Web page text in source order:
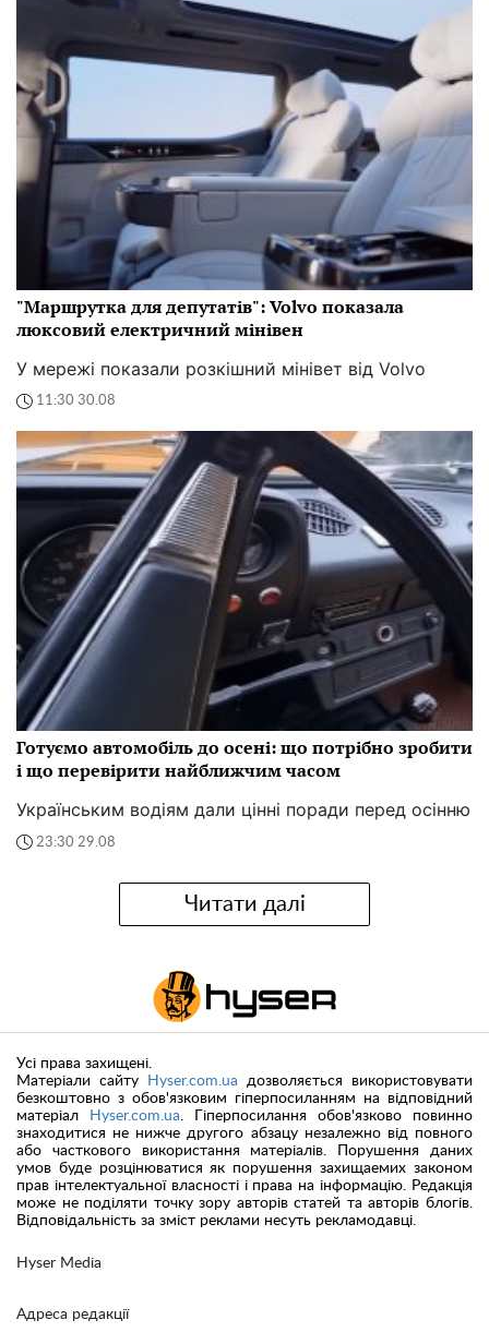
"Маршрутка для депутатів": Volvo показала
люксовий електричний мінівен
У мережі показали розкішний мінівет від Volvo
11:30 30.08
Готуємо автомобіль до осені: що потрібно зробити
і що перевірити найближчим часом
Українським водіям дали цінні поради перед осінню
23:30 29.08
Читати далі
Hyser Media
Адреса редакції
Усі права захищені.
Матеріали сайту
Hyser.com.ua дозволяється використовувати
безкоштовно з обов'язковим гіперпосиланням на відповідний
матеріал
Hyser.com.ua. Гіперпосилання обов'язково повинно
знаходитися не нижче другого абзацу незалежно від повного
або часткового використання матеріалів. Порушення даних
умов буде розцінюватися як порушення захищаемих законом
прав інтелектуальної власності і права на інформацію. Редакція
може не поділяти точку зору авторів статей та авторів блогів.
Відповідальність за зміст реклами несуть рекламодавці.